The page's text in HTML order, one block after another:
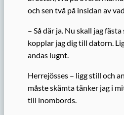
och sen två på insidan av
– Så där ja. Nu skall jag
kopplar jag dig till datorn.
andas lugnt.
Herrejösses – ligg still och
måste skämta tänker jag i
till inombords.